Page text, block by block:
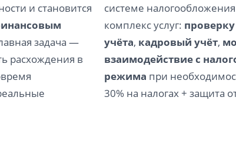
и становится
задача —
расхождения в
системе
комплекс услуг:
учёта, кадровый учёт,
взаимодействие с
режима при
30% на налогах + защита